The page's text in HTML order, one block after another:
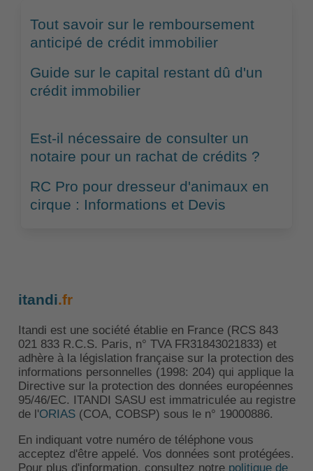
Tout savoir sur le remboursement
anticipé de crédit immobilier
Guide sur le capital restant dû d'un
crédit immobilier
Est-il nécessaire de consulter un
notaire pour un rachat de crédits ?
RC Pro pour dresseur d'animaux en
cirque : Informations et Devis
itandi.fr
Itandi est une société établie en France (RCS 843
021 833 R.C.S. Paris, n° TVA FR31843021833) et
adhère à la législation française sur la protection des
informations personnelles (1998: 204) qui applique la
Directive sur la protection des données européennes
95/46/EC. ITANDI SASU est immatriculée au registre
de l'ORIAS(COA, COBSP) sous le n° 19000886.
En indiquant votre numéro de téléphone vous
acceptez d'être appelé. Vos données sont protégées.
Pour plus d'information, consultez notre politique de